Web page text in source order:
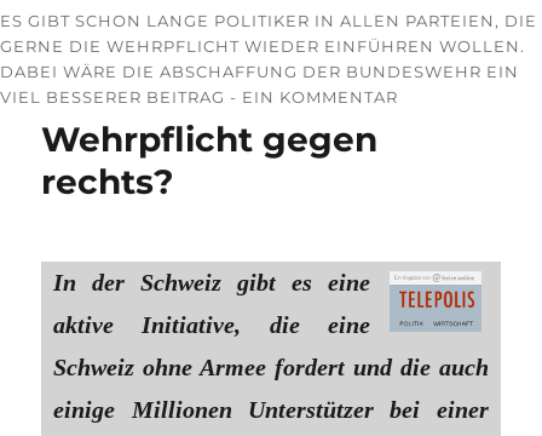
ES GIBT SCHON LANGE POLITIKER IN ALLEN PARTEIEN, DIE
GERNE DIE WEHRPFLICHT WIEDER EINFÜHREN WOLLEN.
DABEI WÄRE DIE ABSCHAFFUNG DER BUNDESWEHR EIN
VIEL BESSERER BEITRAG - EIN KOMMENTAR
Wehrpflicht gegen
rechts?
In der Schweiz gibt es eine
aktive Initiative, die eine
Schweiz ohne Armee fordert und die auch
einige Millionen Unterstützer bei einer